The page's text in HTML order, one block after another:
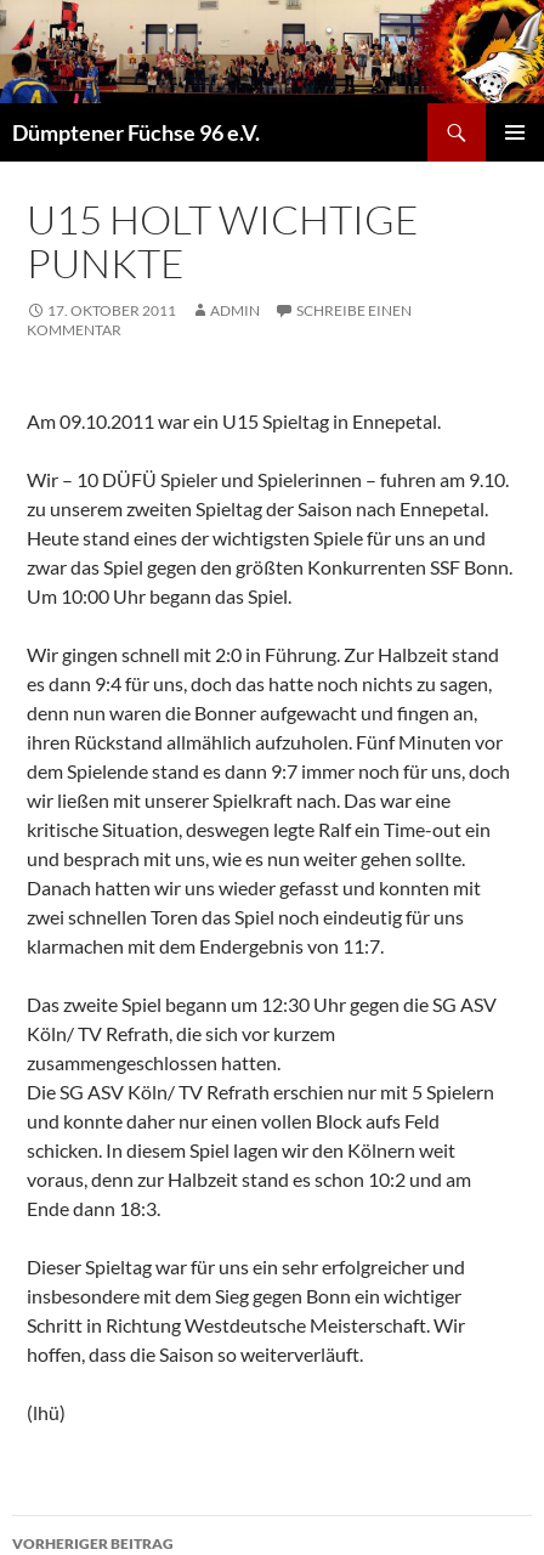
Dümptener Füchse 96 e.V.
SPRINGEN
U15 HOLT WICHTIGE
PUNKTE
17. OKTOBER 2011 ADMIN
SCHREIBE EINEN
KOMMENTAR
Am 09.10.2011 war ein U15 Spieltag in Ennepetal.
Wir – 10 DÜFÜ Spieler und Spielerinnen – fuhren am 9.10.
zu unserem zweiten Spieltag der Saison nach Ennepetal.
Heute stand eines der wichtigsten Spiele für uns an und
zwar das Spiel gegen den größten Konkurrenten SSF Bonn.
Um 10:00 Uhr begann das Spiel.
Wir gingen schnell mit 2:0 in Führung. Zur Halbzeit stand
es dann 9:4 für uns, doch das hatte noch nichts zu sagen,
denn nun waren die Bonner aufgewacht und fingen an,
ihren Rückstand allmählich aufzuholen. Fünf Minuten vor
dem Spielende stand es dann 9:7 immer noch für uns, doch
wir ließen mit unserer Spielkraft nach. Das war eine
kritische Situation, deswegen legte Ralf ein Time-out ein
und besprach mit uns, wie es nun weiter gehen sollte.
Danach hatten wir uns wieder gefasst und konnten mit
zwei schnellen Toren das Spiel noch eindeutig für uns
klarmachen mit dem Endergebnis von 11:7.
Das zweite Spiel begann um 12:30 Uhr gegen die SG ASV
Köln/ TV Refrath, die sich vor kurzem
zusammengeschlossen hatten.
Die SG ASV Köln/ TV Refrath erschien nur mit 5 Spielern
und konnte daher nur einen vollen Block aufs Feld
schicken. In diesem Spiel lagen wir den Kölnern weit
voraus, denn zur Halbzeit stand es schon 10:2 und am
Ende dann 18:3.
Dieser Spieltag war für uns ein sehr erfolgreicher und
insbesondere mit dem Sieg gegen Bonn ein wichtiger
Schritt in Richtung Westdeutsche Meisterschaft. Wir
hoffen, dass die Saison so weiterverläuft.
(lhü)
Beitragsnavigation
VORHERIGER BEITRAG